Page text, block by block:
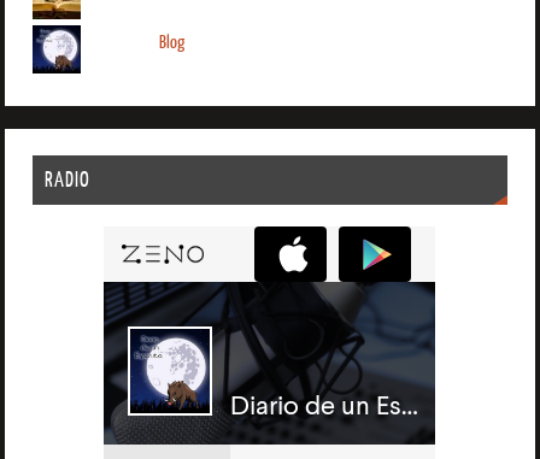
Blog
RADIO